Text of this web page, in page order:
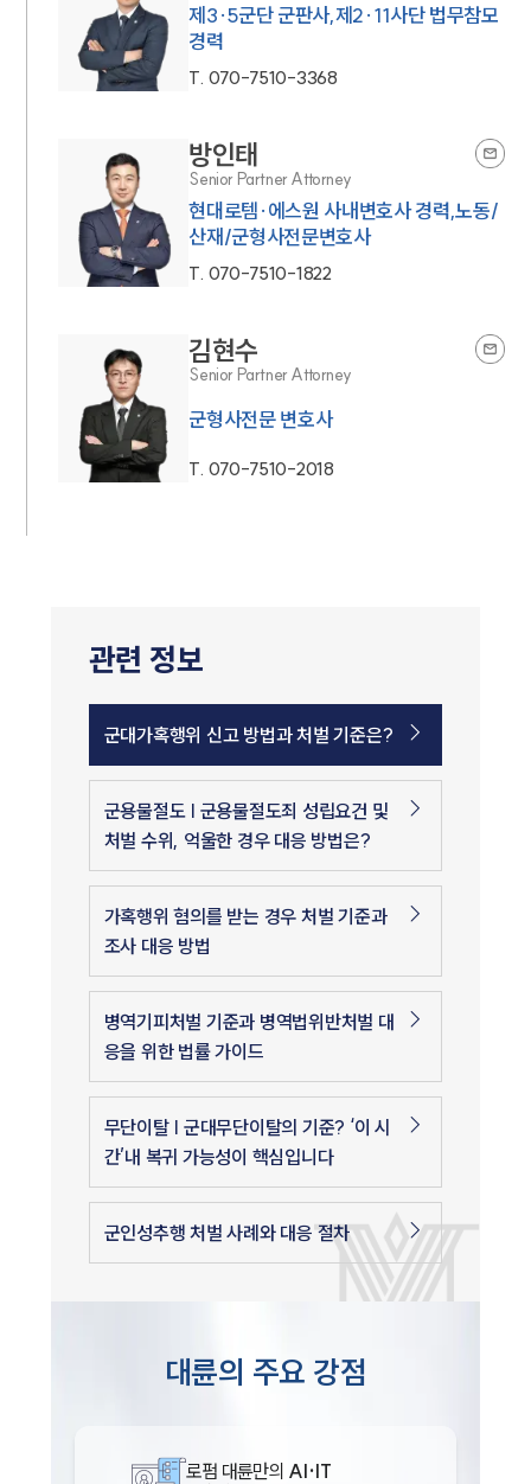
인재채용
제3·5군단 군판사,제2·11사단 법무참모
경력
T. 070-7510-3368
방인태
Senior Partner Attorney
현대로템·에스원 사내변호사 경력,노동/
산재/군형사전문변호사
T. 070-7510-1822
김현수
Senior Partner Attorney
군형사전문 변호사
T. 070-7510-2018
관련 정보
군대가혹행위 신고 방법과 처벌 기준은?
군용물절도 | 군용물절도죄 성립요건 및
처벌 수위, 억울한 경우 대응 방법은?
가혹행위 혐의를 받는 경우 처벌 기준과
조사 대응 방법
병역기피처벌 기준과 병역법위반처벌 대
응을 위한 법률 가이드
무단이탈 | 군대무단이탈의 기준? ‘이 시
간’내 복귀 가능성이 핵심입니다
군인성추행 처벌 사례와 대응 절차
대륜의 주요 강점
로펌 대륜만의 AI·IT